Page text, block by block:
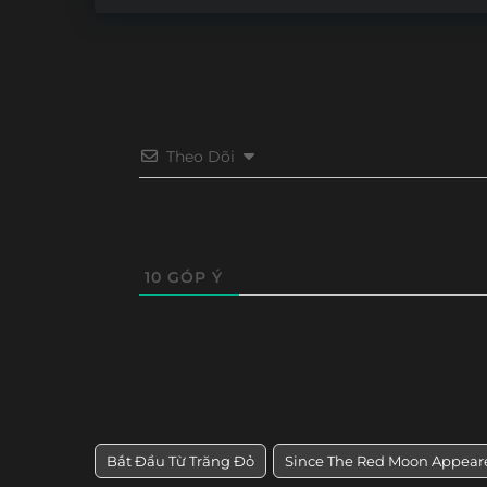
Theo Dõi
10 GÓP Ý
Bắt Đầu Từ Trăng Đỏ Since The Red Moon